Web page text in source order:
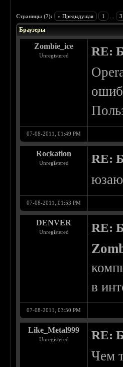
Страницы (7): « Предыдущая 1 3
Браузеры
Zombie_ice
Unregistered RE:
07-08-2011, 01:49 PM
Rockation
Unregistered RE:
юзаю
07-08-2011, 01:53 PM
DENVER
Unregistered RE:
в
07-08-2011, 03:50 PM
Like_Metal999
Unregistered RE:
Чем